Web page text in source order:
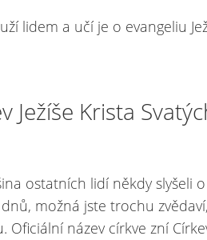
Ježíše Krista
ostatních lidí někdy slyšeli o
možná jste trochu
název církve zní